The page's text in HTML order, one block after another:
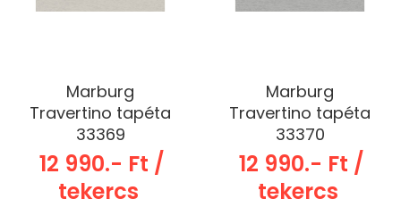
Marburg
Travertino tapéta
33369
12 990.- Ft /
tekercs
Marburg
Travertino tapéta
33370
12 990.- Ft /
tekercs